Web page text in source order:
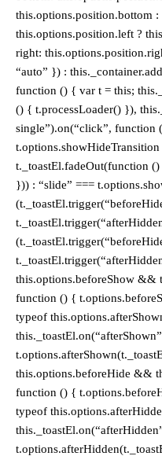
this.options.position.bottom :
this.options.position.left ?
right:
“auto” }) :
function () { var t = this;
() { t.processLoader() }),
single”).on(“click”, function
t._toastEl.fadeOut(function
})) : “slide” ===
this.options.beforeShow &&
function () {
typeof
this.options.beforeHide &&
function () {
typeof